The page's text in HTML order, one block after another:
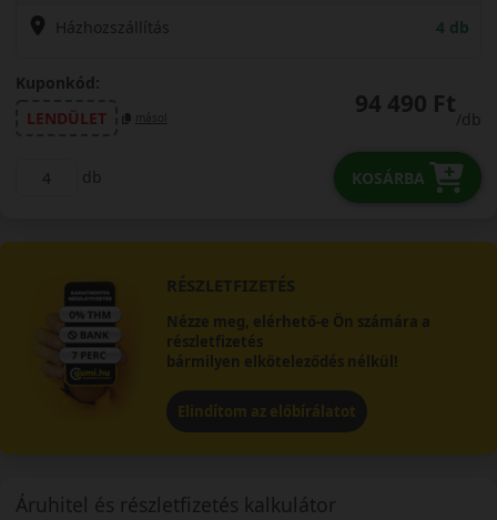
Házhozszállítás 4 db
Kuponkód:
LENDÜLET
másol 94 490 Ft
/db
db KOSÁRBA
RÉSZLETFIZETÉS
Nézze meg, elérhető-e Ön számára a
részletfizetés
bármilyen elköteleződés nélkül!
Elindítom az előbírálatot
Áruhitel és részletfizetés kalkulátor